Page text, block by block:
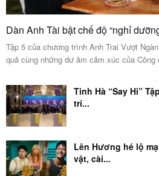
Dàn Anh Tài bật chế độ “nghỉ
Tập 5 của chương trình Anh Trai Vượt
quả cùng những dư âm cảm xúc của Công
Tinh Hà “Say Hi”
trí...
Lên Hương hé lộ
vật, cài...